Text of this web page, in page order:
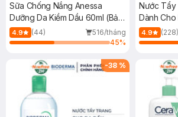
Sữa Chống Nắng Anessa
Dưỡng Da Kiềm Dầu 60ml (Bản
Mới)
4.9 (44)
516/tháng
45%
Nước Tẩy
Dành Cho
4.9 (228)
-38 %